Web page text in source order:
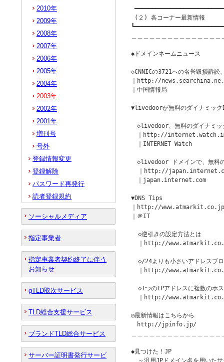
(２) 各コーナー最新情報
◆ドメインネームニュース　
◇CNNICの3721への名誉毀損訴訟
｜http://
｜中国情報局
▼livedoorが無料のダイナミック
◇livedoor、無料のダイナミッ
｜http://
｜INTERNET Watch
◇livedoor ドメインで、無料の
｜http://
｜japan.internet.com
▼DNS Tips
｜http://
｜＠IT
  ◇逆引きの設定方法とは
｜http://
◇/24よりも小さいアドレスブ
｜http://
◇1つのIPアドレスに複数のホ
｜http://
◎最新情報はこちらから
http://jpinfo.jp/
◆見つけた！JP　　　　　　
～汎用JPドメイン名を用いた
2010年
2009年
2008年
2007年
2006年
2005年
2004年
2003年
2002年
2001年
増刊号
号外
登録情報変更
登録解除
パスワード再発行
読者登録規約
ソーシャルメディア
指定事業者
指定事業者契約終了に伴う
お知らせ
gTLD取次サービス
TLD総合支援サービス
ブランドTLD総合サービス
サーバー証明書発行サービ